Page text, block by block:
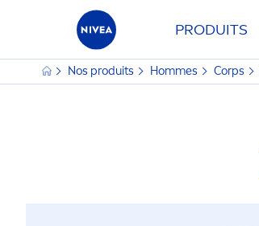
PRODUITS
Nos produits Hommes Corps